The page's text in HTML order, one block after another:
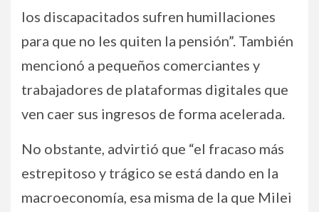
los discapacitados sufren humillaciones
para que no les quiten la pensión”. También
mencionó a pequeños comerciantes y
trabajadores de plataformas digitales que
ven caer sus ingresos de forma acelerada.
No obstante, advirtió que “el fracaso más
estrepitoso y trágico se está dando en la
macroeconomía, esa misma de la que Milei